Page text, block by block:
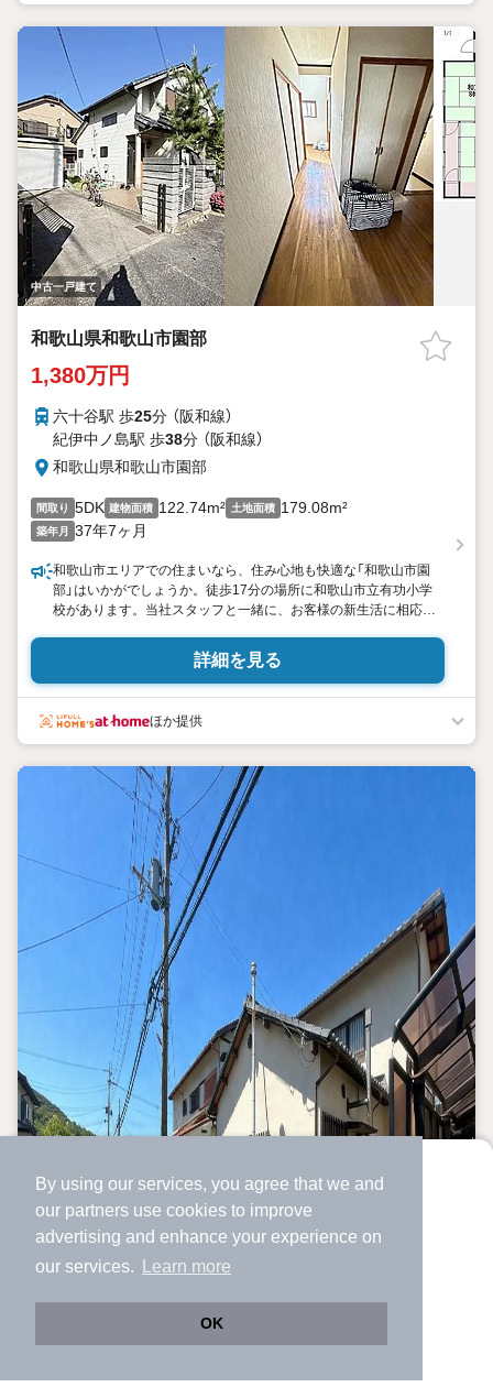
By using our services, you agree that we and
our partners use cookies to improve
advertising and enhance your experience on
our services.
Learn more
OK
より使いやすくなった
アプリで物件探ししませんか？
サクサク動く地図で物件検索
中古一戸建て
和歌山県和歌山市園部
1,380万円
六十谷駅 歩25分 （阪和線）
紀伊中ノ島駅 歩38分 （阪和線）
和歌山県和歌山市園部
間取り 5DK 建物面積 122.74m² 土地面積 179.08m²
築年月 37年7ヶ月
和歌山市エリアでの住まいなら、住み心地も快適な「和歌山市園
部」はいかがでしょうか。徒歩17分の場所に和歌山市立有功小学
校があります。当社スタッフと一緒に、お客様の新生活に相応し
ますので、まずはお気軽にご連絡ください。
詳細を見る
ほか提供